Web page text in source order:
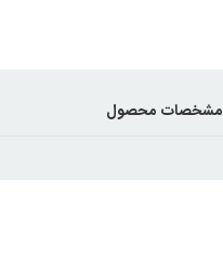
مشخصات محصول